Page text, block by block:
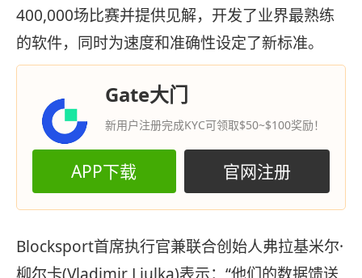
400,000场比赛并提供见解，开发了业界最熟练
的软件，同时为速度和准确性设定了新标准。
Gate大门
新用户注册完成KYC可领取$50~$100奖励！
APP下载 官网注册
Blocksport首席执行官兼联合创始人弗拉基米尔·